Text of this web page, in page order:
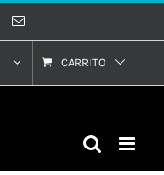
Correo
CARRITO